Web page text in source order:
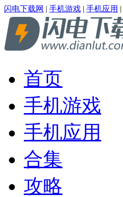
闪电下载网 | 手机游戏 | 手机应用 |
首页
手机游戏
手机应用
合集
攻略